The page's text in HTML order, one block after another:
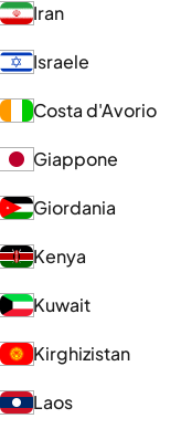
Iran
Israele
Costa d'Avorio
Giappone
Giordania
Kenya
Kuwait
Kirghizistan
Laos